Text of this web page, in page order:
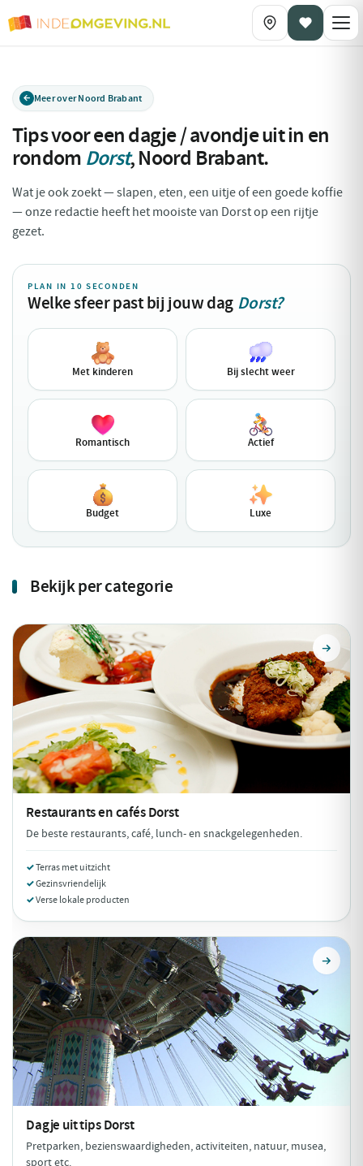
Meer over Noord Brabant
Tips voor een dagje / avondje uit in en
rondom Dorst,Noord Brabant.
Wat je ook zoekt — slapen, eten, een uitje of een goede koffie
— onze redactie heeft het mooiste van Dorst op een rijtje
gezet.
PLAN IN 10 SECONDEN
Welke sfeer past bij jouw dag Dorst?
Met kinderen Bij slecht weer
Romantisch Actief
Budget Luxe
Bekijk per categorie
Restaurants en cafésDorst
De beste restaurants, café, lunch- en snackgelegenheden.
Terras met uitzicht
Gezinsvriendelijk
Verse lokale producten
Dagje uit tipsDorst
Pretparken, bezienswaardigheden, activiteiten, natuur, musea,
sport etc.